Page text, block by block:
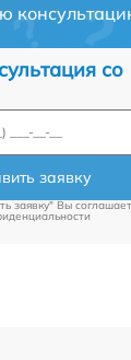
со
заявку
заявку" Вы